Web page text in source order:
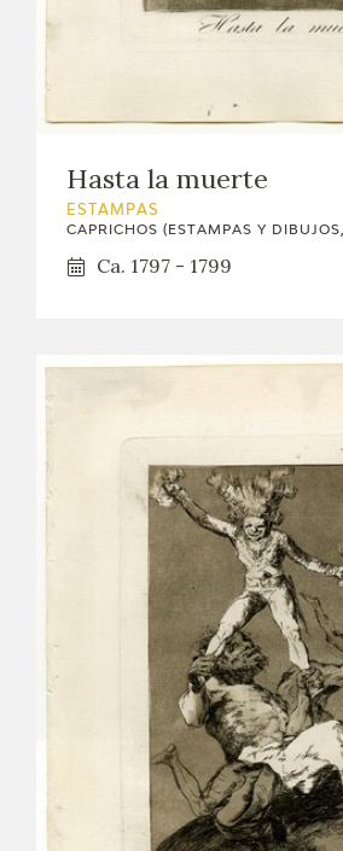
Hasta la muerte
ESTAMPAS
CAPRICHOS (ESTAMPAS Y
Ca. 1797 - 1799